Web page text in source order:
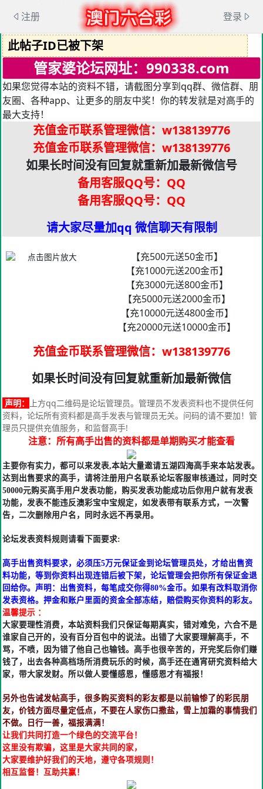
注册 登录
此帖子ID已被下架
管家婆论坛网址：990338.com
如果您觉得本站的资料不错，请截图分享到qq群、微信群、朋
友圈、各种app、让更多的朋友中奖！你的转发就是对高手的
最大支持！
充值金币联系管理微信：w138139776
充值金币联系管理微信：w138139776
如果长时间没有回复就重新加最新微信号
备用客服QQ号：QQ
备用客服QQ号：QQ
请大家尽量加qq 微信聊天有限制
【充500元送50金币】
【充1000元送200金币】
【充3000元送800金币】
【充5000元送2000金币】
【充10000元送4800金币】
【充20000元送10000金币】
充值金币联系管理微信：w138139776
如果长时间没有回复就重新加最新微信
声明：
上方qq二维码是论坛管理员。管理员不发表资料也不提供任何
资料，论坛所有资料都是高手发表与管理员无关。问码的请不要加！管
理员只提供充值服务，和监督高手!
注意：所有高手出售的资料都是单期购买才能查看
主要你有实力，都可以来发表,本站大量邀请五湖四海高手来本站发表。
达到出售要求的高手，请将注册用户名联系论坛客服审核通过，同时交
50000元购买高手用户发表功能，购买发表功能成功后你用户就有发表
功能，发表不能违反澳彩宝中宝规定，如发表带有联系方式，一次警
告，二次删除用户名，同时永远不再录用。
论坛发表资料规则请看下面要求:
高手出售资料要求，必须压5万元保证金到论坛管理员处，才给出售资
料功能，等到你资料出现连错后被下架，论坛管理会把你所有保证金退
回给你。声明：出售资料，每笔成交你得80%金币。如果有改料取消你
发表资格。押金和账户里面的资金全部冻结，赔偿购买你资料的彩友。
温馨提示 ：
大家要理性消费，本站资料我们只保证每期真实，错对难免，六合不是
谁家自己开的，没有百分百包中的说法。出错了大家要理解高手，不
骂，不喷，因为错了他自己也输钱。高手也很辛苦的，开完奖后你们赚
钱了，出去各种高档场所消费玩乐的时候，高手还在通宵研究资料给大
家，带大家发财。所以做人要懂感恩，懂感恩才有福报！
另外也告诫发帖高手，很多购买资料的彩友都是以前输惨了的彩民朋
友，价钱方面尽量定低点，不要在人家伤口撒盐，雪上加霜的事情我们
不做。日行一善，福报满满！
让我们共同打造一个绿色的交流平台！
这里没有欺骗，这里是大家共同的家，
大家要维护好我们的天地，遵守各项规则！
相互监督！互助共赢！